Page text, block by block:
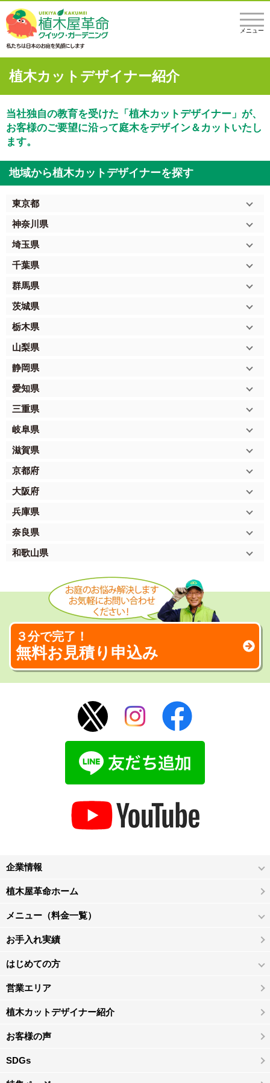
メニュー
植木カットデザイナー紹介
当社独自の教育を受けた「植木カットデザイナー」が、
お客様のご要望に沿って庭木をデザイン＆カットいたし
ます。
地域から植木カットデザイナーを探す
東京都
神奈川県
埼玉県
千葉県
群馬県
茨城県
栃木県
山梨県
静岡県
愛知県
三重県
岐阜県
滋賀県
京都府
大阪府
兵庫県
奈良県
和歌山県
３分で完了！
無料お見積り申込み
企業情報
植木屋革命ホーム
メニュー（料金一覧）
お手入れ実績
はじめての方
営業エリア
植木カットデザイナー紹介
お客様の声
SDGs